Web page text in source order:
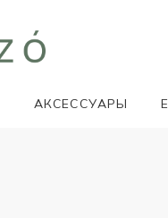
АКСЕССУАРЫ